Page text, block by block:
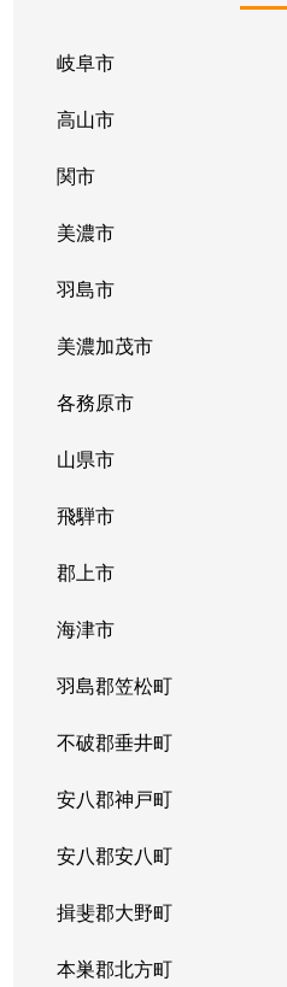
岐阜市
高山市
関市
美濃市
羽島市
美濃加茂市
各務原市
山県市
飛騨市
郡上市
海津市
羽島郡笠松町
不破郡垂井町
安八郡神戸町
安八郡安八町
揖斐郡大野町
本巣郡北方町